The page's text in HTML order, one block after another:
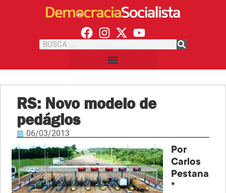
RS: Novo modelo de
pedágios
06/03/2013
Por
Carlos
Pestana
*